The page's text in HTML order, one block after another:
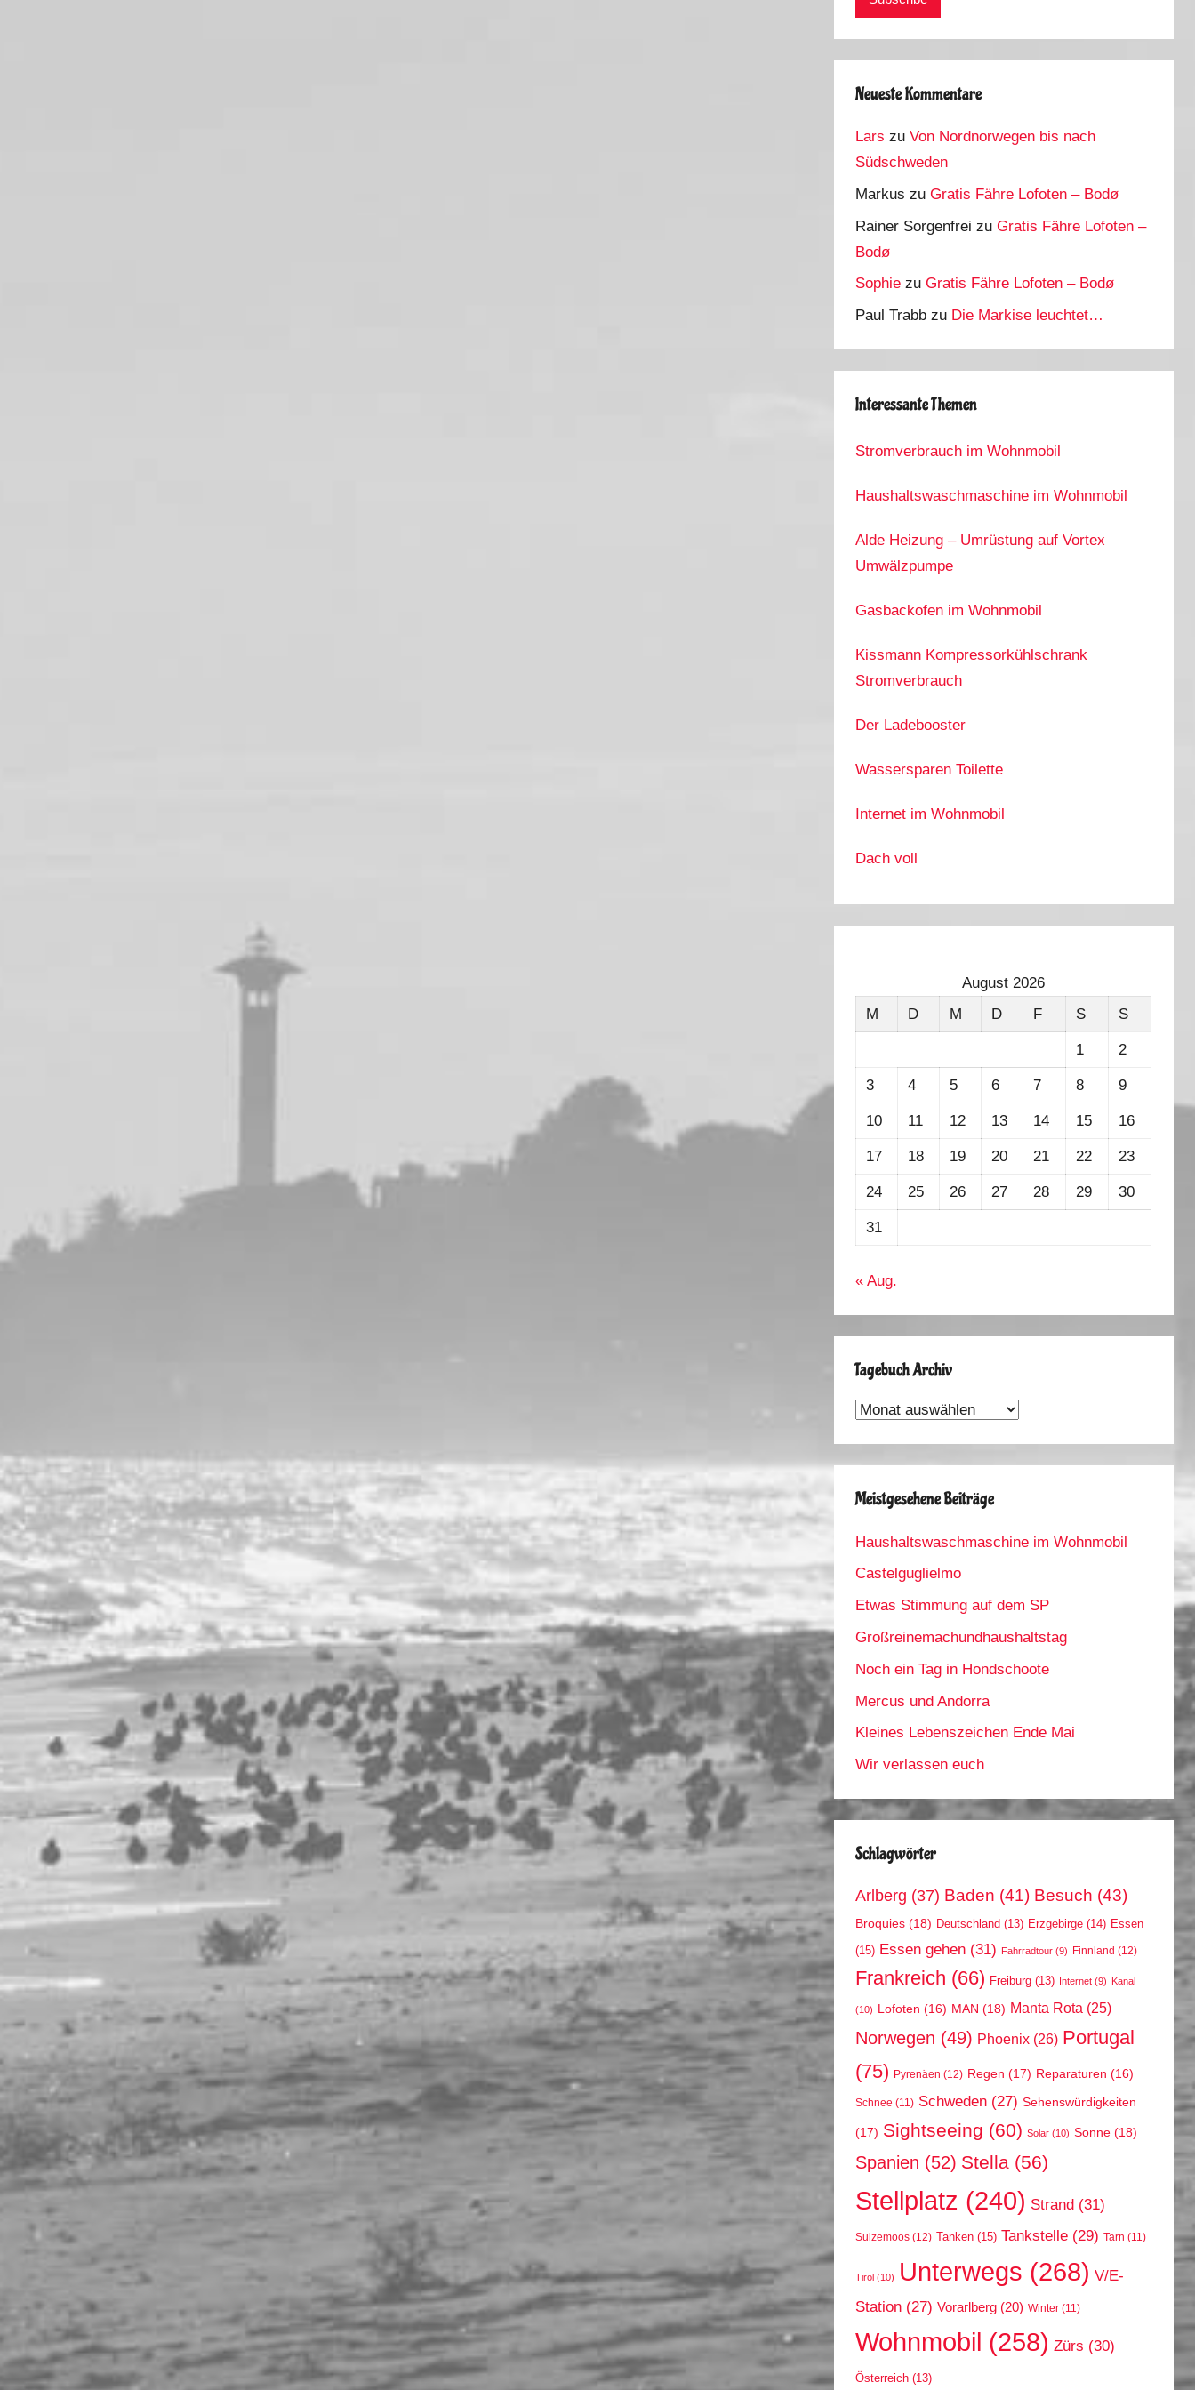
Neueste Kommentare
Lars zuVon Nordnorwegen bis nach
Südschweden
Markus zuGratis Fähre Lofoten – Bodø
Rainer Sorgenfrei zuGratis Fähre Lofoten –
Bodø
Sophie zuGratis Fähre Lofoten – Bodø
Paul Trabb zu Die Markise leuchtet…
Interessante Themen
Stromverbrauch im Wohnmobil
Haushaltswaschmaschine im Wohnmobil
Alde Heizung – Umrüstung auf Vortex
Umwälzpumpe
Gasbackofen im Wohnmobil
Kissmann Kompressorkühlschrank
Stromverbrauch
Der Ladebooster
Wassersparen Toilette
Internet im Wohnmobil
Dach voll
August 2026
M
D M D F S S
1 2
3 4 5 6 7 8 9
10 11 12 13 14 15 16
17 18 19 20 21 22 23
24 25 26 27 28 29 30
31
« Aug.
Tagebuch Archiv
Tagebuch
Meistgesehene Beiträge
Haushaltswaschmaschine im Wohnmobil
Castelguglielmo
Etwas Stimmung auf dem SP
Großreinemachundhaushaltstag
Noch ein Tag in Hondschoote
Mercus und Andorra
Kleines Lebenszeichen Ende Mai
Wir verlassen euch
Schlagwörter
Arlberg (37) Baden (41) Besuch (43)
Broquies (18) Deutschland (13) Erzgebirge (14) Essen
(15) Essen gehen (31) Fahrradtour (9) Finnland (12)
Frankreich (66) Freiburg (13) Internet (9) Kanal
(10) Lofoten (16) MAN (18) Manta Rota (25)
Norwegen (49) Phoenix (26) Portugal
(75) Pyrenäen (12) Regen (17) Reparaturen (16)
Schnee (11) Schweden (27) Sehenswürdigkeiten
(17) Sightseeing (60) Solar (10) Sonne (18)
Spanien (52) Stella (56)
Stellplatz (240) Strand (31)
Sulzemoos (12) Tanken (15) Tankstelle (29) Tarn (11)
Tirol (10) Unterwegs (268) V/E-
Station (27) Vorarlberg (20) Winter (11)
Wohnmobil (258) Zürs (30)
Österreich (13)